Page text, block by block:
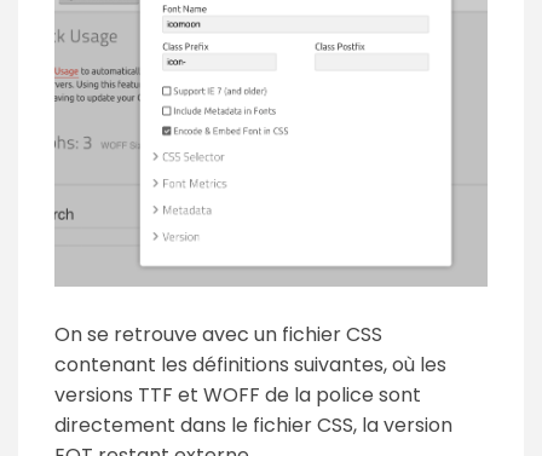
On se retrouve avec un fichier CSS
contenant les définitions suivantes, où les
versions TTF et WOFF de la police sont
directement dans le fichier CSS, la version